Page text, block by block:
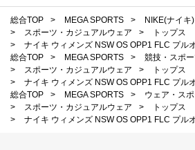
総合TOP > MEGA SPORTS >
NIKE(ナイキ)
>
スポーツ・カジュアルウェア >
トップス
>
ナイキ ウィメンズ NSW OS OPP1 FLC プル
総合TOP
> MEGA SPORTS >
競技・スポ
>
スポーツ・カジュアルウェア >
トップス
>
ナイキ ウィメンズ NSW OS OPP1 FLC プル
総合TOP
> MEGA SPORTS >
ウェア・ス
>
スポーツ・カジュアルウェア >
トップス
>
ナイキ ウィメンズ NSW OS OPP1 FLC プル